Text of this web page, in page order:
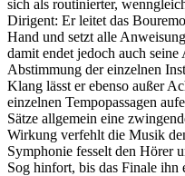
sich als routinierter,
Dirigent: Er leitet das
Hand und setzt alle
damit endet jedoch auch
Abstimmung der einzelnen
Klang lässt er ebenso außer
einzelnen Tempopassagen
Sätze allgemein eine
Wirkung verfehlt die Musik
Symphonie fesselt den Hörer
Sog hinfort, bis das Finale ihn